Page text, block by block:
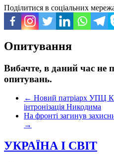
Поділитися в соціальних
Опитування
Вибачте, в даний час не
опитувань.
← Новий патріарх УПЦ
інтронізація Никодима
На фронті загинув
→
УКРАЇНА І СВІТ